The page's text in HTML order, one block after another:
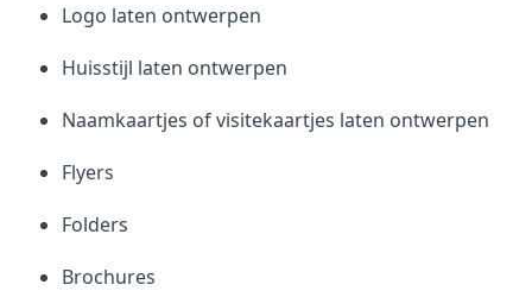
Logo laten ontwerpen
Huisstijl laten ontwerpen
Naamkaartjes of visitekaartjes laten ontwerpen
Flyers
Folders
Brochures